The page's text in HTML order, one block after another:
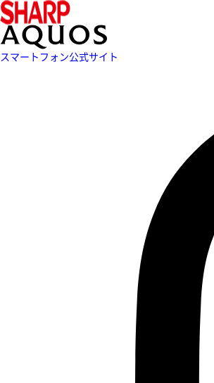
スマートフォン公式サイト